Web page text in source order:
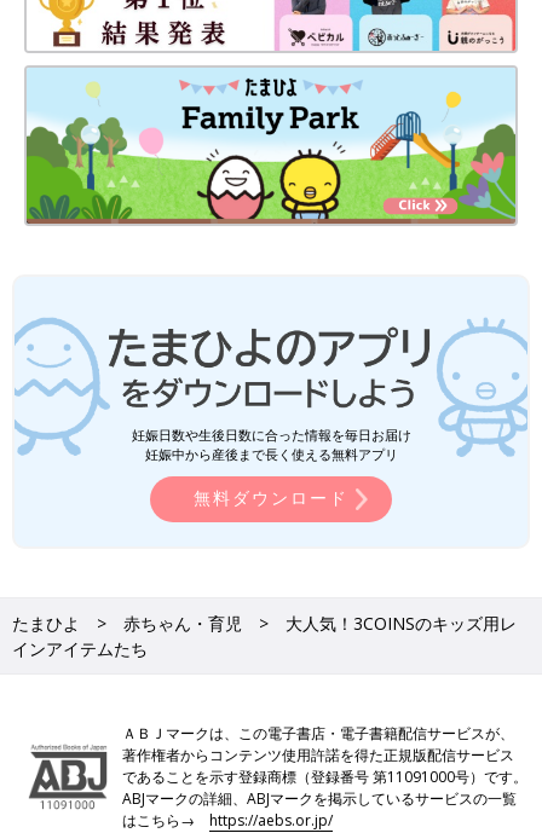
妊娠日数や生後日数に合った情報を毎日お届け
妊娠中から産後まで長く使える無料アプリ
無料ダウンロード
たまひよ 赤ちゃん・育児
大人気！3COINSのキッズ用レ
インアイテムたち
ＡＢＪマークは、この電子書店・電子書籍配信サービスが、
著作権者からコンテンツ使用許諾を得た正規版配信サービス
であることを示す登録商標（登録番号 第11091000号）です。
ABJマークの詳細、ABJマークを掲示しているサービスの一覧
はこちら→https://aebs.or.jp/